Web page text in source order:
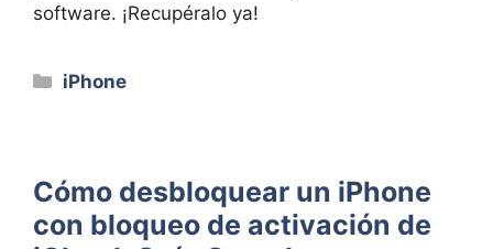
software. ¡Recupéralo ya!
Categorías
iPhone
Cómo desbloquear un iPhone
con bloqueo de activación de